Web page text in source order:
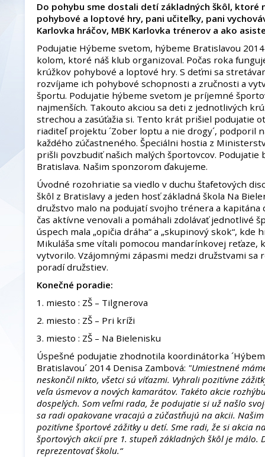
Do pohybu sme dostali detí základných škôl, ktoré
pohybové a loptové hry, pani učiteľky, pani
Karlovka hráčov, MBK Karlovka trénerov a ako
Podujatie Hýbeme svetom, hýbeme Bratislavou
kolom, ktoré náš klub organizoval. Počas roka
krúžkov pohybové a loptové hry. S deťmi sa
rozvíjame ich pohybové schopnosti a zručnosti a
športu. Podujatie hýbeme svetom je príjemné
najmenších. Takouto akciou sa deti z jednotlivých
strechou a zasúťažia si. Tento krát prišiel podujatie
riaditeľ projektu ´Zober loptu a nie drogy´, podporil
každého zúčastneného. Špeciálni hostia z
prišli povzbudiť našich malých športovcov.
Bratislava. Našim sponzorom ďakujeme.
Úvodné rozohriatie sa viedlo v duchu štafetových
škôl z Bratislavy a jeden hosť základná škola Na
družstvo malo na podujatí svojho trénera a kapitána
čas aktívne venovali a pomáhali zdolávať jednotlivé
úspech mala „opičia dráha“ a „skupinový skok“, kde
Mikuláša sme vítali pomocou mandarínkovej reťaze,
vytvorilo. Vzájomnými zápasmi medzi družstvami sa
poradí družstiev.
Konečné poradie:
1. miesto : ZŠ – Tilgnerova
2. miesto : ZŠ – Pri kríži
3. miesto : ZŠ – Na Bielenisku
Úspešné podujatie zhodnotila koordinátorka
Bratislavou´ 2014 Denisa Zambová: "Umiestnené
neskončil nikto, všetci sú víťazmi. Vyhrali pozitívne
veľa úsmevov a nových kamarátov. Takéto akcie
dospelých. Som veľmi rada, že podujatie si už našlo
sa radi opakovane vracajú a zúčastňujú na akcii.
pozitívne športové zážitky u detí. Sme radi, že si akcia
športových akcií pre 1. stupeň základných škôl je málo.
reprezentovať školu.“